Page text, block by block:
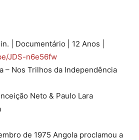
| Documentário | 12 Anos |
JDS-n6e56fw
– Nos Trilhos da Independência
Neto & Paulo Lara
de 1975 Angola proclamou a